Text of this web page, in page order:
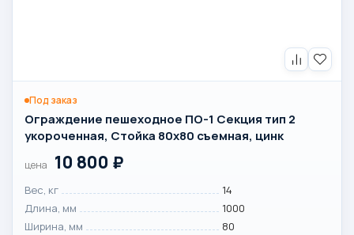
Под заказ
Ограждение пешеходное ПО-1 Секция тип 2
укороченная, Стойка 80х80 съемная, цинк
цена 10 800 ₽
Вес, кг
14
Длина, мм
1000
Ширина, мм
80